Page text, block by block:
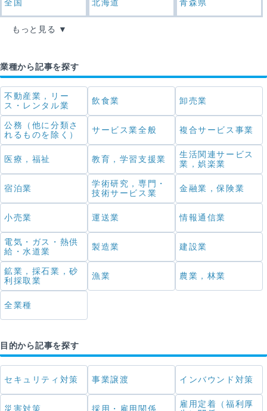
全国 北海道 青森県
もっと見る
業種から記事を探す
不動産業，リー
ス・レンタル業
飲食業 卸売業
公務（他に分類さ
れるものを除く）
サービス業全般 複合サービス事業
医療，福祉 教育，学習支援業
生活関連サービス
業，娯楽業
宿泊業
学術研究，専門・
技術サービス業
金融業，保険業
小売業 運送業 情報通信業
電気・ガス・熱供
給・水道業
製造業 建設業
鉱業，採石業，砂
利採取業
漁業 農業，林業
全業種
目的から記事を探す
セキュリティ対策 事業譲渡 インバウンド対策
災害対策 採用・雇用関係
雇用定着（福利厚